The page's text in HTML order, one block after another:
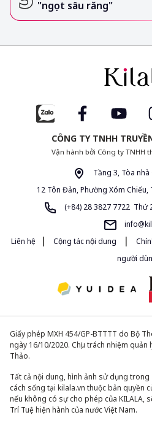
"ngọt sâu răng"
CÔNG TY TNHH
Vận hành bởi Công ty TNHH
Tầng 3, Tòa
12 Tôn Đản, Phường Xóm Chiếu,
(+84) 28 3827 7722 Thứ
Liên hệ
| Cộng tác nội dung |
người
Giấy phép MXH 454/GP-BTTTT do Bộ
ngày 16/10/2020. Chịu trách nhiệm quản
Thảo.
Tất cả nội dung, hình ảnh sử dụng trong
cách sống tại kilala.vn thuộc bản quyền
nếu không có sự cho phép của KILALA,
Trí Tuệ hiện hành của nước Việt Nam.